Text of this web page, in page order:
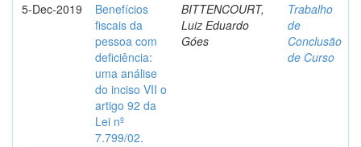
5-Dec-2019
Benefícios
fiscais da
pessoa com
deficiência:
uma análise
do inciso VII o
artigo 92 da
Lei nº
7.799/02.
BITTENCOURT,
Luiz Eduardo
Góes
Trabalho
de
Conclusão
de Curso